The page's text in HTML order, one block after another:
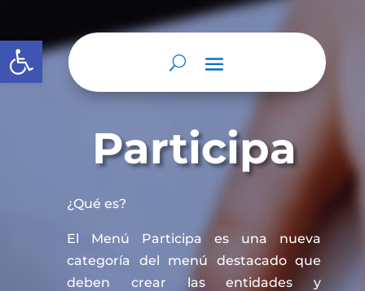
Abrir barra de herramientas
Participa
¿Qué es?
El Menú Participa es una nueva
categoría del menú destacado que
deben crear las entidades y